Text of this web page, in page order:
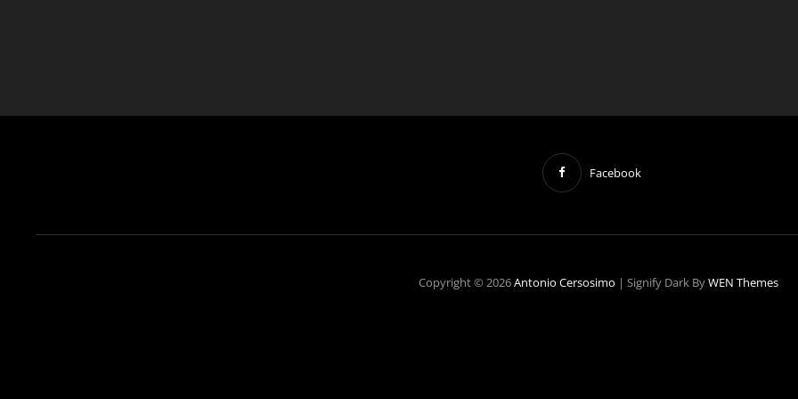
Facebook
Copyright © 2026Antonio Cersosimo | Signify Dark ByWEN Themes